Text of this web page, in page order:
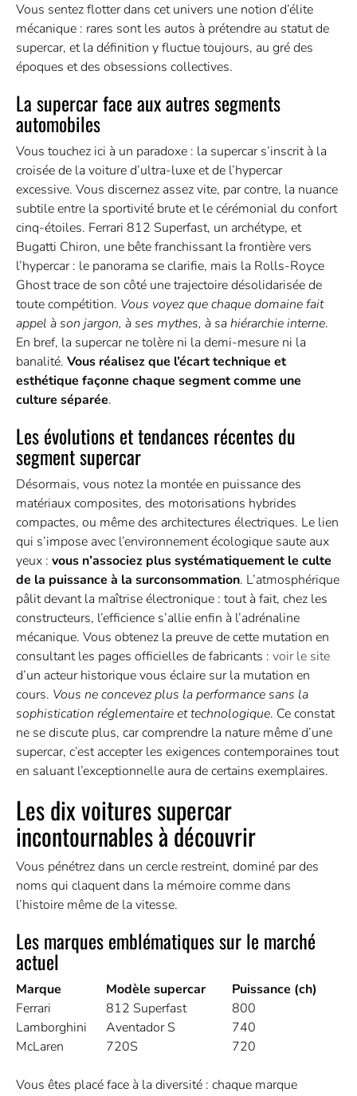
Vous sentez flotter dans cet univers une notion d’élite
mécanique : rares sont les autos à prétendre au statut de
supercar, et la définition y fluctue toujours, au gré des
époques et des obsessions collectives.
La supercar face aux autres segments
automobiles
Vous touchez ici à un paradoxe : la supercar s’inscrit à la
croisée de la voiture d’ultra-luxe et de l’hypercar
excessive. Vous discernez assez vite, par contre, la nuance
subtile entre la sportivité brute et le cérémonial du confort
cinq-étoiles. Ferrari 812 Superfast, un archétype, et
Bugatti Chiron, une bête franchissant la frontière vers
l’hypercar : le panorama se clarifie, mais la Rolls-Royce
Ghost trace de son côté une trajectoire désolidarisée de
toute compétition. Vous voyez que chaque domaine fait
appel à son jargon, à ses mythes, à sa hiérarchie interne.
En bref, la supercar ne tolère ni la demi-mesure ni la
banalité. Vous réalisez que l’écart technique et
esthétique façonne chaque segment comme une
culture séparée.
Les évolutions et tendances récentes du
segment supercar
Désormais, vous notez la montée en puissance des
matériaux composites, des motorisations hybrides
compactes, ou même des architectures électriques. Le lien
qui s’impose avec l’environnement écologique saute aux
yeux : vous n’associez plus systématiquement le culte
de la puissance à la surconsommation. L’atmosphérique
pâlit devant la maîtrise électronique : tout à fait, chez les
constructeurs, l’efficience s’allie enfin à l’adrénaline
mécanique. Vous obtenez la preuve de cette mutation en
consultant les pages officielles de fabricants : voir le site
d’un acteur historique vous éclaire sur la mutation en
cours. Vous ne concevez plus la performance sans la
sophistication réglementaire et technologique. Ce constat
ne se discute plus, car comprendre la nature même d’une
supercar, c’est accepter les exigences contemporaines tout
en saluant l’exceptionnelle aura de certains exemplaires.
Les dix voitures supercar
incontournables à découvrir
Vous pénétrez dans un cercle restreint, dominé par des
noms qui claquent dans la mémoire comme dans
l’histoire même de la vitesse.
Les marques emblématiques sur le marché
actuel
Marque Modèle supercar
Puissance (ch)
Ferrari
812 Superfast
800
Lamborghini
Aventador S
740
McLaren
720S 720
Vous êtes placé face à la diversité : chaque marque